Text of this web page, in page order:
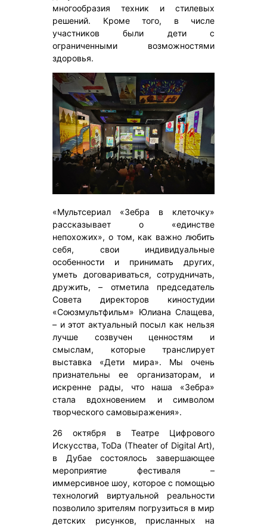
многообразия техник и стилевых
решений. Кроме того, в числе
участников были дети с
ограниченными возможностями
здоровья.
«Мультсериал «Зебра в клеточку»
рассказывает о «единстве
непохожих», о том, как важно любить
себя, свои индивидуальные
особенности и принимать других,
уметь договариваться, сотрудничать,
дружить, – отметила председатель
Совета директоров киностудии
«Союзмультфильм» Юлиана Слащева,
– и этот актуальный посыл как нельзя
лучше созвучен ценностям и
смыслам, которые транслирует
выставка «Дети мира». Мы очень
признательны ее организаторам, и
искренне рады, что наша «Зебра»
стала вдохновением и символом
творческого самовыражения».
26 октября в Театре Цифрового
Искусства, ToDa (Theater of Digital Art),
в Дубае состоялось завершающее
мероприятие фестиваля –
иммерсивное шоу, которое с помощью
технологий виртуальной реальности
позволило зрителям погрузиться в мир
детских рисунков, присланных на